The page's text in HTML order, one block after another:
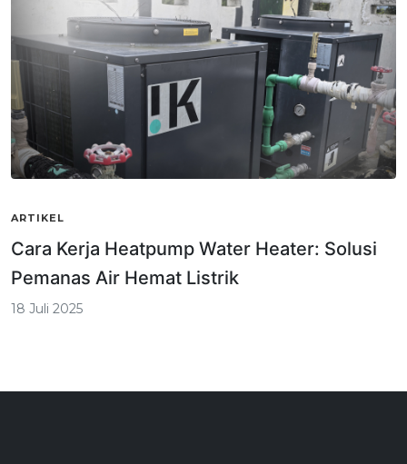
ARTIKEL
Cara Kerja Heatpump Water Heater: Solusi
Pemanas Air Hemat Listrik
18 Juli 2025